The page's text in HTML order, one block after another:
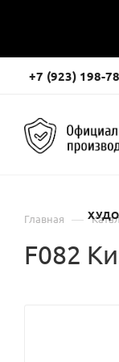
+7 (923) 198-
Главная —
F082